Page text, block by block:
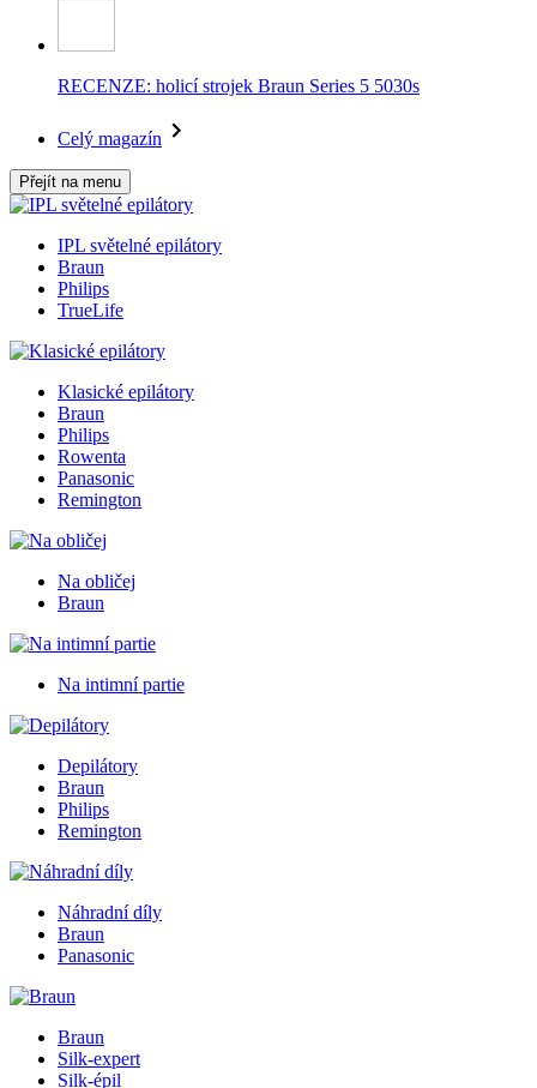
RECENZE: holicí strojek Braun Series 5 5030s
Celý magazín
Přejít na menu
IPL světelné epilátory
Braun
Philips
TrueLife
Klasické epilátory
Braun
Philips
Rowenta
Panasonic
Remington
Na obličej
Braun
Na intimní partie
Depilátory
Braun
Philips
Remington
Náhradní díly
Braun
Panasonic
Braun
Silk-expert
Silk-épil